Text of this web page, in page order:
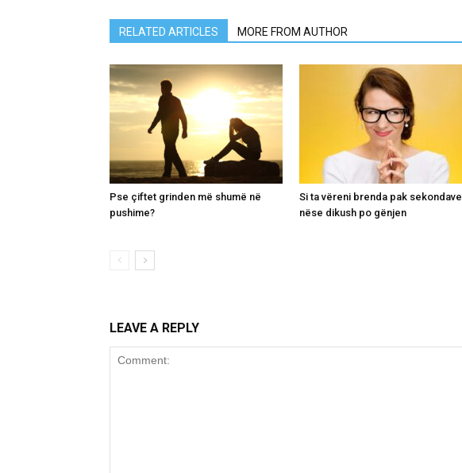
RELATED ARTICLES MORE FROM AUTHOR
Pse çiftet grinden më shumë në
pushime?
Si ta vëreni brenda pak sekondave
nëse dikush po gënjen
LEAVE A REPLY